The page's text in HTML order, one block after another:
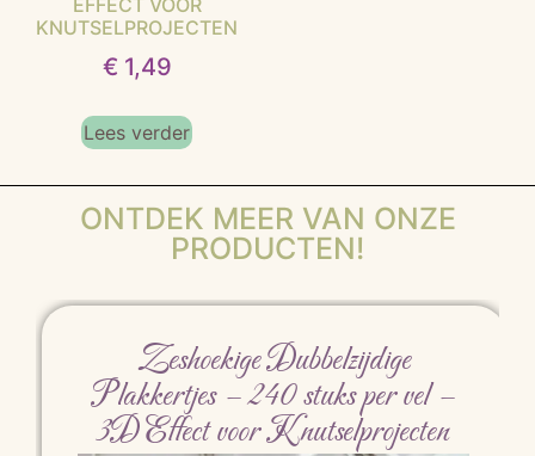
EFFECT VOOR
KNUTSELPROJECTEN
€ 1,49
Lees verder
ONTDEK MEER VAN ONZE
PRODUCTEN!
Zeshoekige Dubbelzijdige
Plakkertjes – 240 stuks per vel –
3D Effect voor Knutselprojecten